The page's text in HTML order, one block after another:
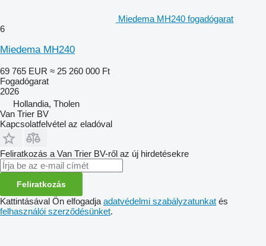
Miedema MH240 fogadógarat
6
Miedema MH240
69 765 EUR ≈ 25 260 000 Ft
Fogadógarat
2026
Hollandia, Tholen
Van Trier BV
Kapcsolatfelvétel az eladóval
Feliratkozás a Van Trier BV-ről az új hirdetésekre
Feliratkozás
Kattintásával Ön elfogadja adatvédelmi szabályzatunkat és
felhasználói szerződésünket.